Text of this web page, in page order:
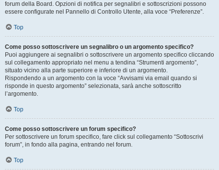
forum della Board. Opzioni di notifica per segnalibri e sottoscrizioni possono
essere configurate nel Pannello di Controllo Utente, alla voce “Preferenze”.
Top
Come posso sottoscrivere un segnalibro o un argomento specifico?
Puoi aggiungere ai segnalibri o sottoscrivere un argomento specifico cliccando
sul collegamento appropriato nel menu a tendina “Strumenti argomento”,
situato vicino alla parte superiore e inferiore di un argomento.
Rispondendo a un argomento con la voce “Avvisami via email quando si
risponde in questo argomento” selezionata, sarà anche sottoscritto
l’argomento.
Top
Come posso sottoscrivere un forum specifico?
Per sottoscrivere un forum specifico, fare click sul collegamento “Sottoscrivi
forum”, in fondo alla pagina, entrando nel forum.
Top